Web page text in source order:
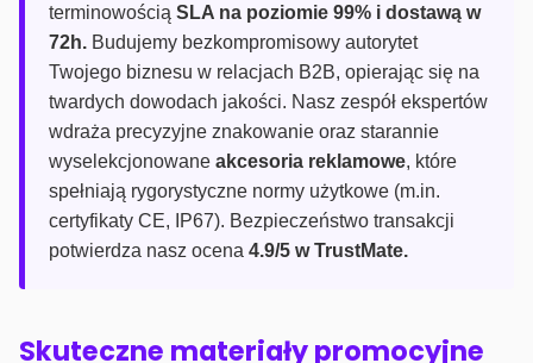
terminowością SLA na poziomie 99% i dostawą w
72h. Budujemy bezkompromisowy autorytet
Twojego biznesu w relacjach B2B, opierając się na
twardych dowodach jakości. Nasz zespół ekspertów
wdraża precyzyjne znakowanie oraz starannie
wyselekcjonowane akcesoria reklamowe, które
spełniają rygorystyczne normy użytkowe (m.in.
certyfikaty CE, IP67). Bezpieczeństwo transakcji
potwierdza nasz ocena 4.9/5 w TrustMate.
Skuteczne materiały promocyjne